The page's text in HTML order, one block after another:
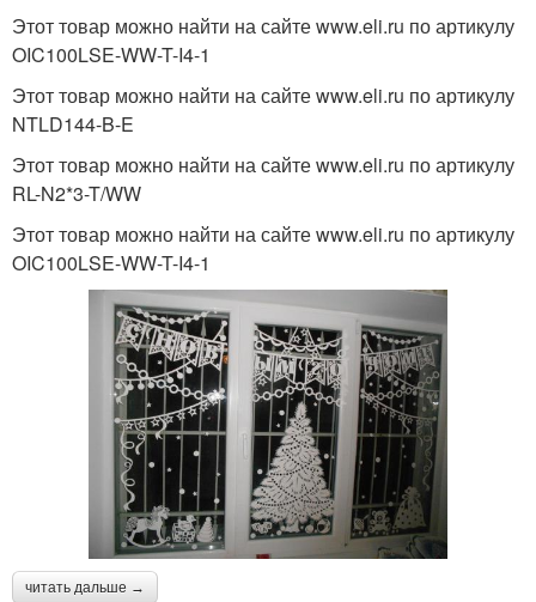
Этот товар можно найти на сайте www.eli.ru по артикулу
OIC100LSE-WW-T-I4-1
Этот товар можно найти на сайте www.eli.ru по артикулу
NTLD144-B-E
Этот товар можно найти на сайте www.eli.ru по артикулу
RL-N2*3-T/WW
Этот товар можно найти на сайте www.eli.ru по артикулу
OIC100LSE-WW-T-I4-1
читать дальше →